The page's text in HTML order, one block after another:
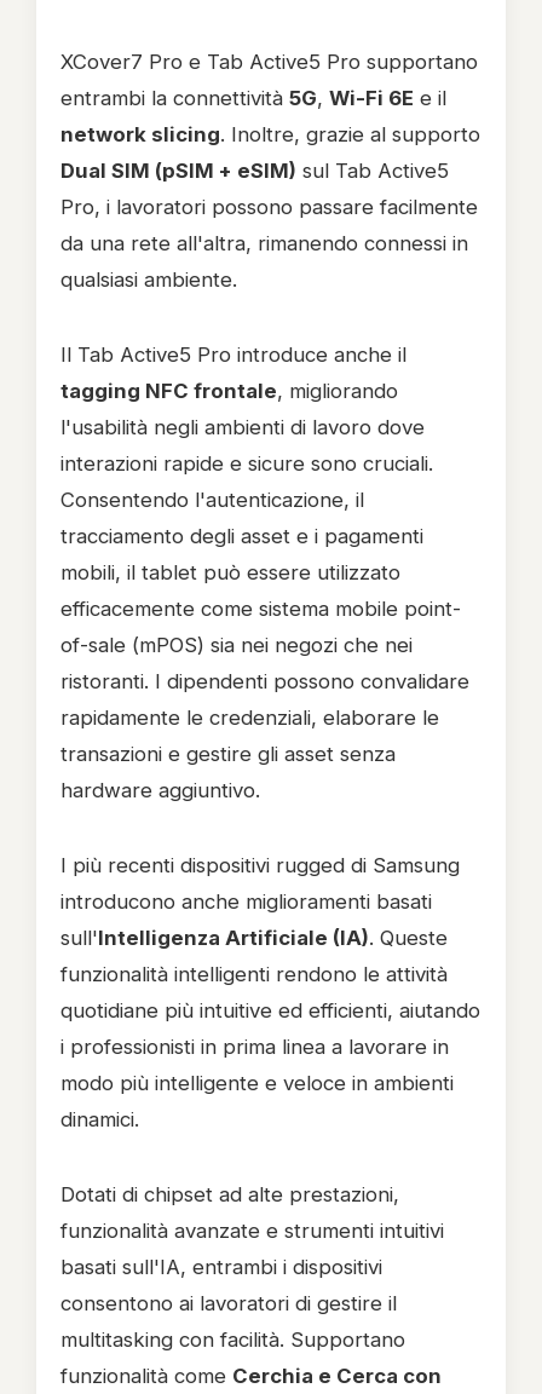
XCover7 Pro e Tab Active5 Pro supportano
entrambi la connettività 5G, Wi-Fi 6E e il
network slicing. Inoltre, grazie al supporto
Dual SIM (pSIM + eSIM) sul Tab Active5
Pro, i lavoratori possono passare facilmente
da una rete all'altra, rimanendo connessi in
qualsiasi ambiente.
Il Tab Active5 Pro introduce anche il
tagging NFC frontale, migliorando
l'usabilità negli ambienti di lavoro dove
interazioni rapide e sicure sono cruciali.
Consentendo l'autenticazione, il
tracciamento degli asset e i pagamenti
mobili, il tablet può essere utilizzato
efficacemente come sistema mobile point-
of-sale (mPOS) sia nei negozi che nei
ristoranti. I dipendenti possono convalidare
rapidamente le credenziali, elaborare le
transazioni e gestire gli asset senza
hardware aggiuntivo.
I più recenti dispositivi rugged di Samsung
introducono anche miglioramenti basati
sull'Intelligenza Artificiale (IA). Queste
funzionalità intelligenti rendono le attività
quotidiane più intuitive ed efficienti, aiutando
i professionisti in prima linea a lavorare in
modo più intelligente e veloce in ambienti
dinamici.
Dotati di chipset ad alte prestazioni,
funzionalità avanzate e strumenti intuitivi
basati sull'IA, entrambi i dispositivi
consentono ai lavoratori di gestire il
multitasking con facilità. Supportano
funzionalità come Cerchia e Cerca con